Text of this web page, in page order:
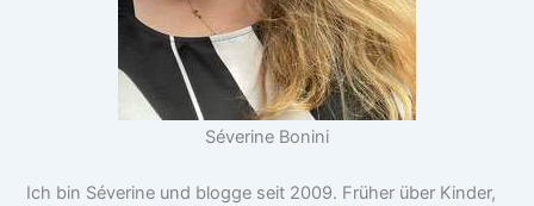
Séverine Bonini
Ich bin Séverine und blogge seit 2009. Früher über Kinder,